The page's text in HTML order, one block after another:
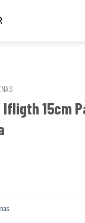
15cm